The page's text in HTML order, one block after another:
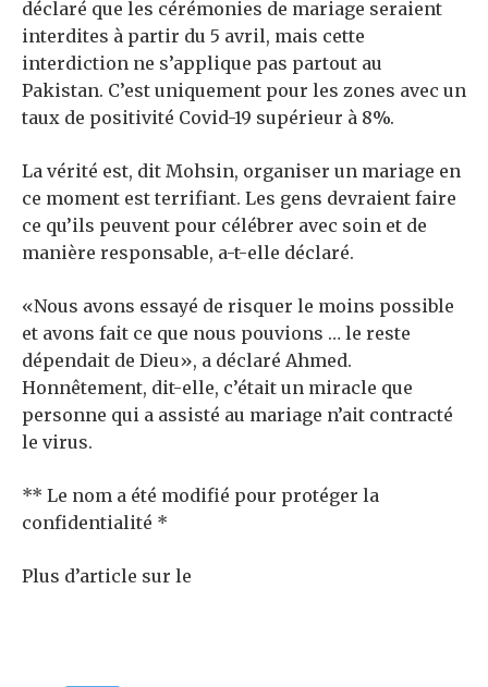
déclaré que les cérémonies de mariage seraient
interdites à partir du 5 avril, mais cette
interdiction ne s’applique pas partout au
Pakistan. C’est uniquement pour les zones avec un
taux de positivité Covid-19 supérieur à 8%.
La vérité est, dit Mohsin, organiser un mariage en
ce moment est terrifiant. Les gens devraient faire
ce qu’ils peuvent pour célébrer avec soin et de
manière responsable, a-t-elle déclaré.
«Nous avons essayé de risquer le moins possible
et avons fait ce que nous pouvions … le reste
dépendait de Dieu», a déclaré Ahmed.
Honnêtement, dit-elle, c’était un miracle que
personne qui a assisté au mariage n’ait contracté
le virus.
** Le nom a été modifié pour protéger la
confidentialité *
Plus d’article sur le